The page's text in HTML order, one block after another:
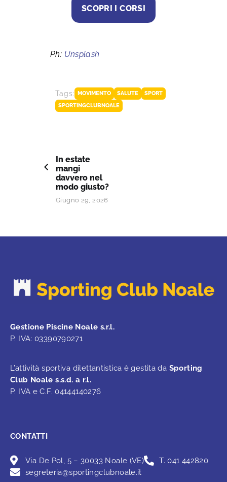
SCOPRI I CORSI
Ph: Unsplash
Tags: MOVIMENTO SALUTE
SPORT
SPORTINGCLUBNOALE
In estate
mangi
davvero nel
modo giusto?
Giugno 29, 2026
Gestione Piscine Noale s.r.l.
P. IVA: 03390790271
L’attività sportiva dilettantistica è gestita da Sporting
Club Noale s.s.d. a r.l.
P. IVA e C.F. 04144140276
CONTATTI
Via De Pol, 5 – 30033 Noale (VE)
T. 041 442820
segreteria@sportingclubnoale.it